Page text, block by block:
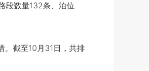
段数量132条、泊位
截至10月31日，共排